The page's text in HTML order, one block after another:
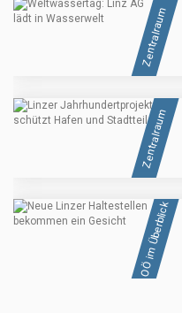
Zentralraum
Zentralraum
OÖ im Überblick